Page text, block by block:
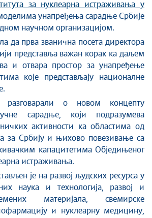
за нуклеарна истраживања у
унапређења сарадње Србије
научном организацијом.
да прва званична посета директора
представља важан корак ка даљем
и отвара простор за унапређење
које представљају националне
разговарали о новом концепту
сарадње, који подразумева
активности ка областима од
за Србију и њихово повезивање са
капацитетима Обједињеног
истраживања.
је на развој људских ресурса у
наука и технологија, развој и
материјала, свемирске
и нуклеарну медицину,